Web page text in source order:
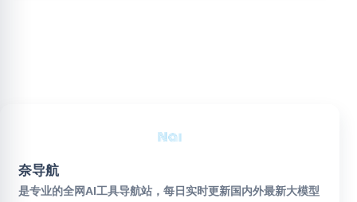
奈导航
是专业的全网AI工具导航站，每日实时更新国内外最新大模型